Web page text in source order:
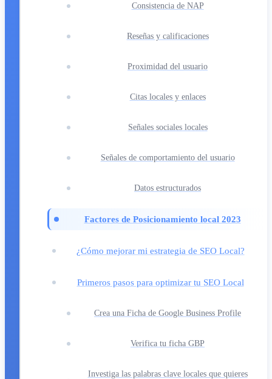
Consistencia de NAP
Reseñas y calificaciones
Proximidad del usuario
Citas locales y enlaces
Señales sociales locales
Señales de comportamiento del usuario
Datos estructurados
Factores de Posicionamiento local 2023
¿Cómo mejorar mi estrategia de SEO Local?
Primeros pasos para optimizar tu SEO Local
Crea una Ficha de Google Business Profile
Verifica tu ficha GBP
Investiga las palabras clave locales que quieres